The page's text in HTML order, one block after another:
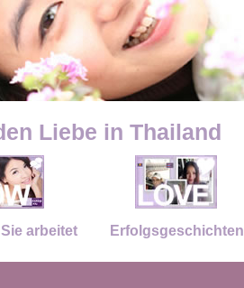
Liebe in Thailand
arbeitet Erfolgsgeschichten